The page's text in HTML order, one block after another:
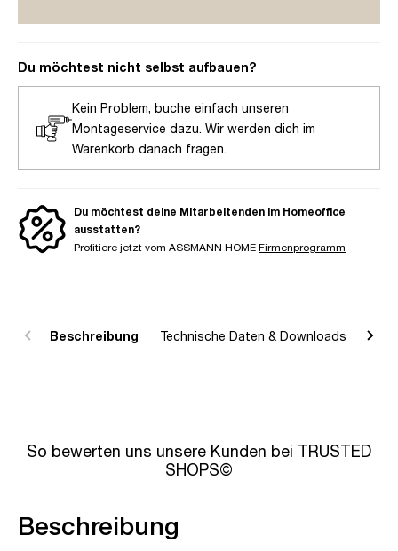
Du möchtest nicht selbst aufbauen?
Kein Problem, buche einfach unseren
Montageservice dazu. Wir werden dich im
Warenkorb danach fragen.
Du möchtest deine Mitarbeitenden im Homeoffice
ausstatten?
Profitiere jetzt vom ASSMANN HOME Firmenprogramm
Beschreibung Technische Daten & Downloads
So bewerten uns unsere Kunden bei TRUSTED
SHOPS©
Beschreibung